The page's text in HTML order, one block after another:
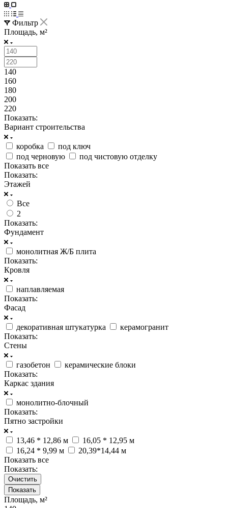
Фильтр
Площадь, м²
140
160
180
200
220
Показать:
Вариант строительства
коробка
под ключ
под черновую
под чистовую отделку
Показать все
Показать:
Этажей
Все
2
Показать:
Фундамент
монолитная Ж/Б плита
Показать:
Кровля
наплавляемая
Показать:
Фасад
декоративная штукатурка
керамогранит
Показать:
Стены
газобетон
керамические блоки
Показать:
Каркас здания
монолитно-блочный
Показать:
Пятно застройки
13,46 * 12,86 м
16,05 * 12,95 м
16,24 * 9,99 м
20,39*14,44 м
Показать все
Показать:
Очистить
Площадь, м²